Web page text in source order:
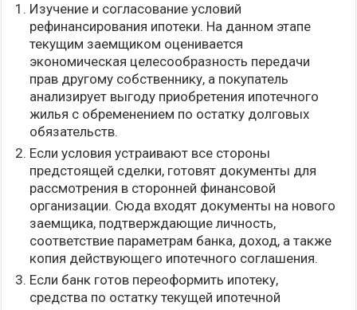
Изучение и согласование условий
рефинансирования ипотеки. На данном этапе
текущим заемщиком оценивается
экономическая целесообразность передачи
прав другому собственнику, а покупатель
анализирует выгоду приобретения ипотечного
жилья с обременением по остатку долговых
обязательств.
Если условия устраивают все стороны
предстоящей сделки, готовят документы для
рассмотрения в сторонней финансовой
организации. Сюда входят документы на нового
заемщика, подтверждающие личность,
соответствие параметрам банка, доход, а также
копия действующего ипотечного соглашения.
Если банк готов переоформить ипотеку,
средства по остатку текущей ипотечной